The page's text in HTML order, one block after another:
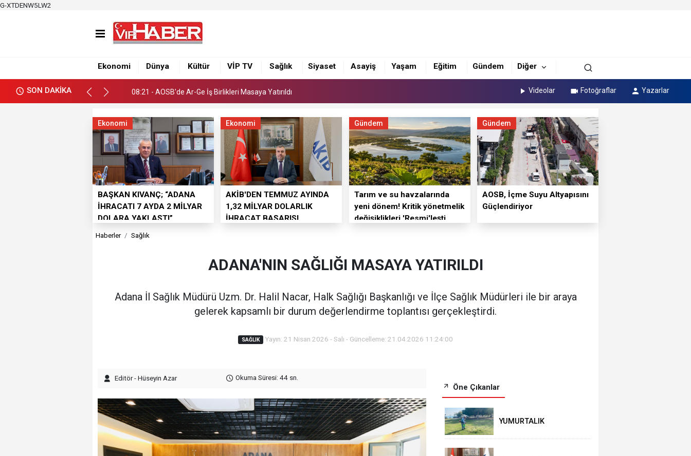
G-XTDENW5LW2
Ekonomi Dünya Kültür VİP TV Sağlık Siyaset Asayiş Yaşam Eğitim Gündem Diğer
SON DAKİKA
13:22 - Değişen futbol oyun kuralları anlatıldı
08:21 - AOSB’de Ar-Ge İş Birlikleri Masaya Yatırıldı
Videolar Fotoğraflar Yazarlar
Ekonomi
BAŞKAN KIVANÇ; “ADANA
İHRACATI 7 AYDA 2 MİLYAR
DOLARA YAKLAŞTI”
Ekonomi
AKİB'DEN TEMMUZ AYINDA
1,32 MİLYAR DOLARLIK
İHRACAT BAŞARISI
Gündem
Tarım ve su havzalarında
yeni dönem! Kritik yönetmelik
değişiklikleri 'Resmi'leşti
Gündem
⁠AOSB, İçme Suyu Altyapısını
Güçlendiriyor
Haberler Sağlık
ADANA'NIN SAĞLIĞI MASAYA YATIRILDI
Adana İl Sağlık Müdürü Uzm. Dr. Halil Nacar, Halk Sağlığı Başkanlığı ve İlçe Sağlık Müdürleri ile bir araya
gelerek kapsamlı bir durum değerlendirme toplantısı gerçekleştirdi.
SAĞLIK Yayın: 21 Nisan 2026 - Salı - Güncelleme: 21.04.2026 11:24:00
Editör - Hüseyin Azar Okuma Süresi: 44 sn.
Öne Çıkanlar
YUMURTALIK
ALAN HAMLESİ